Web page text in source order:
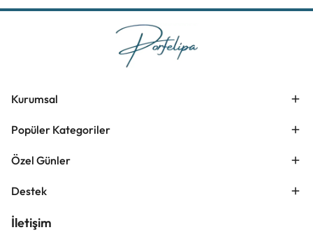
Kurumsal
Popüler Kategoriler
Özel Günler
Destek
İletişim